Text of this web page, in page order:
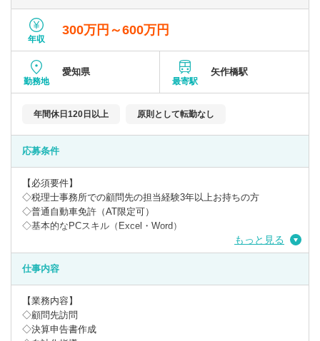
年収
300万円～600万円
勤務地
愛知県
最寄駅
矢作橋駅
年間休日120日以上 原則として転勤なし
応募条件
【必須要件】
◇税理士事務所での顧問先の担当経験3年以上お持ちの方
◇普通自動車免許（AT限定可）
◇基本的なPCスキル（Excel・Word）
【歓迎要件】
◇税理士試験科目合格をお持ちの方
◇相続をやりたい方
◇税理士を目指している方
【求める人物像】
もっと見る
仕事内容
【業務内容】
◇顧問先訪問
◇決算申告書作成